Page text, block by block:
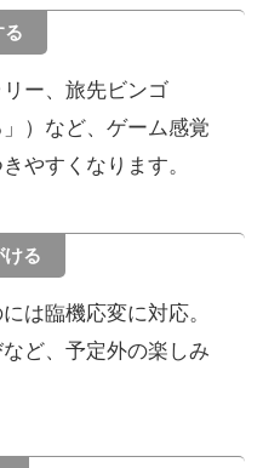
ー、旅先ビンゴ
）など、ゲーム感覚
やすくなります。
る
は臨機応変に対応。
ど、予定外の楽しみ